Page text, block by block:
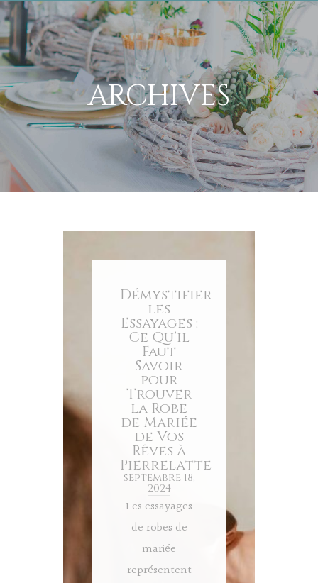
ARCHIVES
Démystifier
les
Essayages :
Ce Qu’il
Faut
Savoir
pour
Trouver
la Robe
de Mariée
de Vos
Rêves à
Pierrelatte
septembre 18,
2024
Les essayages
de robes de
mariée
représentent